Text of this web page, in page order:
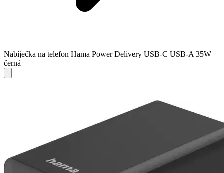
Nabíječka na telefon Hama Power Delivery USB-C USB-A 35W
černá